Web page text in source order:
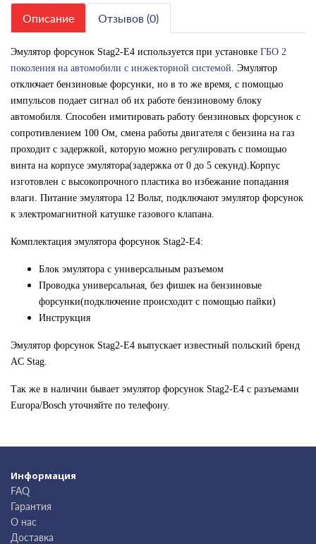
Описание Отзывов (0)
Эмулятор форсунок Stag2-E4 используется при установке ГБО 2
поколения на автомобили с инжекторной системой . Эмулятор
отключает бензиновые форсунки, но в то же время, с помощью
импульсов подает сигнал об их работе бензиновому блоку
автомобиля. Способен имитировать работу бензиновых форсунок с
сопротивлением 100 Ом, смена работы двигателя с бензина на газ
проходит с задержкой, которую можно регулировать с помощью
винта на корпусе эмулятора(задержка от 0 до 5 секунд).Корпус
изготовлен с высокопрочного пластика во избежание попадания
влаги. Питание эмулятора 12 Вольт, подключают эмулятор форсунок
к электромагнитной катушке газового клапана.
Комплектация эмулятора форсунок Stag2-E4:
Блок эмулятора с универсальным разъемом
Проводка универсальная, без фишек на бензиновые
форсунки(подключение происходит с помощью пайки)
Инструкция
Эмулятор форсунок Stag2-E4 выпускает известный польский бренд
AC Stag.
Так же в наличии бывает эмулятор форсунок Stag2-E4 с разъемами
Europa/Bosch уточняйте по телефону.
Информация
FAQ
Гарантия
О нас
Доставка